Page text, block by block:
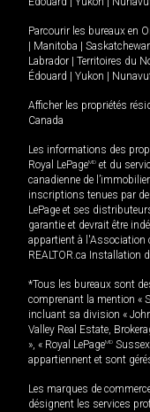
Parcourir les bureaux en
Manitoba
Labrador
Territoires du
Édouard
Yukon
Afficher les propriétés
Canada
Les informations des
Royal LePageMD et du
canadienne de
inscriptions tenues par
LePage et ses
garantie et devrait être
appartient à l'Association
REALTOR.ca Installation
*Tous les bureaux sont
comprenant la mention «
incluant sa division «
Valley Real Estate,
», « Royal LePageMD
appartiennent et sont
Les marques de
désignent les services